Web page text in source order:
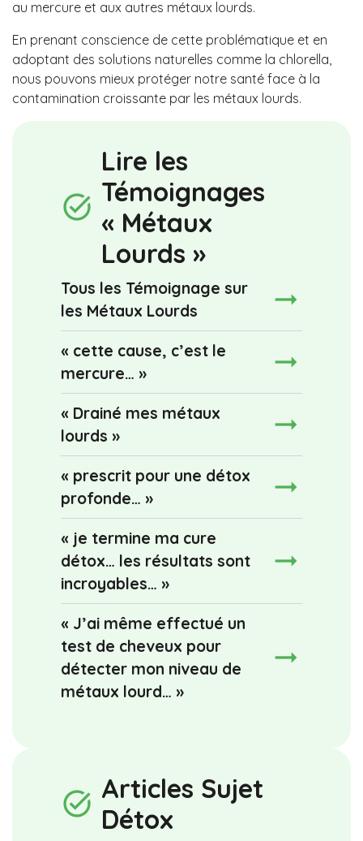
au mercure et aux autres métaux lourds.
En prenant conscience de cette problématique et en
adoptant des solutions naturelles comme la chlorella,
nous pouvons mieux protéger notre santé face à la
contamination croissante par les métaux lourds.
task_alt
Lire les
Témoignages
« Métaux
Lourds »
Tous les Témoignage sur
les Métaux Lourds
« cette cause, c’est le
mercure… »
« Drainé mes métaux
lourds »
« prescrit pour une détox
profonde… »
« je termine ma cure
détox… les résultats sont
incroyables… »
« J’ai même effectué un
test de cheveux pour
détecter mon niveau de
métaux lourd… »
task_alt Articles Sujet
Détox